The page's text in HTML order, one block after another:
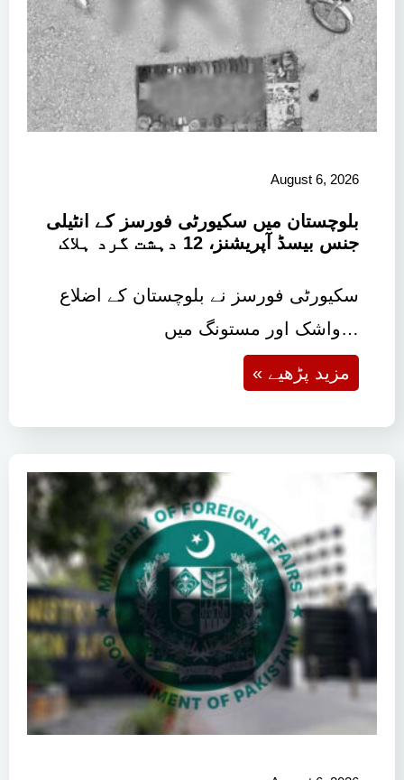
August 6, 2026
بلوچستان میں سکیورٹی فورسز کے انٹیلی
جنس بیسڈ آپریشنز، 12 دہشت گرد ہلاک
سکیورٹی فورسز نے بلوچستان کے اضلاع
واشک اور مستونگ میں…
« مزید پڑھیے